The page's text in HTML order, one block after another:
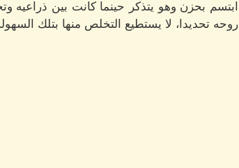
ابتسم بحزن وهو يتذكر حينما كانت بين
روحه تحديدا، لا يستطيع التخلص منها بتلك